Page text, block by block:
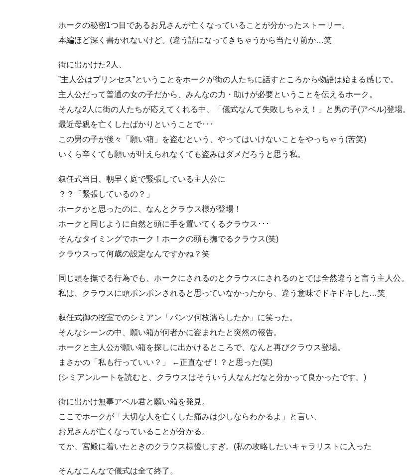
ホークの秘密1つ目であるお兄さんが亡くなっていることが分かったストーリー。
本編ほど深く書かれないけど。(違う話になってきちゃうから当たり前か…笑
街に出かけた2人、
”主人公はプリンセス”ということをホークが街の人たちに話すところから物語は始まる感じで。
主人公だって普通の女の子だから、みんなの力・助けが必要ということを伝えるホーク。
そんな2人に街の人たちが応えてくれる中、「儀式なんて失敗しちゃえ！」と男の子(アベル)登場。
最近母親を亡くしたばかりということで･･･
この男の子が後々「願い箱」を盗むという、やってはいけないことをやっちゃう(苦笑)
いくら辛くても願いが叶えられなくても盗みはダメだろうと思う私。
叙任式当日、朝早く庭で緊張している主人公に
？？「緊張しているの？」
ホークかと思ったのに、なんとクラウス様が登場！
ホークと同じように自然と頭に手を置いてくるクラウス･･･
そんなタイミングでホーク！ホークの頭も撫でるクラウス(笑)
クラウスって何歳の設定なんですかね？笑
同じ頭を撫でる行為でも、ホークにされるのとクラウスにされるのとでは全然違うと言う主人公。
私は、クラウスに頭ポンポンされると思っていなかったから、違う意味でドキドキした…笑
叙任式御の控室でのシミアン「パンツ何枚濡らしたか」に笑った。
そんなシーンの中、願い箱が何者かに盗まれたと突然の報告。
ホークと主人公が願い箱を探しに出かけるところで、なんと再びクラウス登場。
まさかの「私も行っていい？」 ←正直なぜ！？と思った(笑)
(シミアンルートを読むと、クラウスはそういう人なんだなと分かって良かったです。)
街に出かけ無事アベル君と願い箱を発見。
ここでホークが「大切な人を亡くした痛みは少しならわかるよ」と言い、
お兄さんが亡くなっていることが分かる。
てか、宮殿に着いたときのクラウス様優しすぎ。(私の攻略したいキャラリストに入った
そんなこんなで儀式は全て終了。